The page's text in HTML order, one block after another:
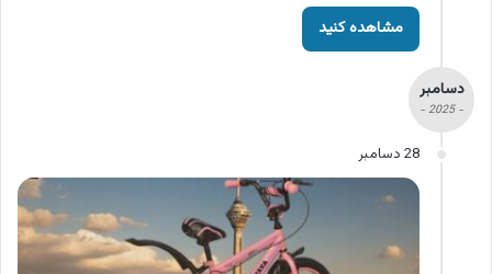
مشاهده کنید
دسامبر
- 2025 -
28 دسامبر